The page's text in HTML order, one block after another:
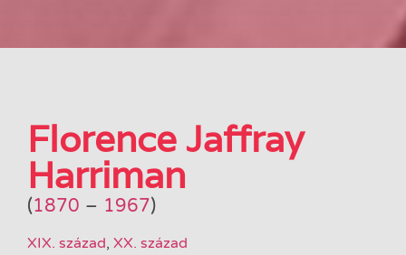
Florence Jaffray
Harriman
(1870 – 1967)
XIX. század, XX. század